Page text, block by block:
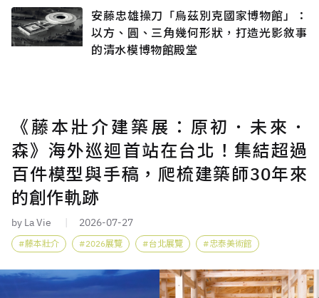
安藤忠雄操刀「烏茲別克國家博物館」：
以方、圓、三角幾何形狀，打造光影敘事
的清水模博物館殿堂
《藤本壯介建築展：原初．未來．
森》海外巡迴首站在台北！集結超過
百件模型與手稿，爬梳建築師30年來
的創作軌跡
by La Vie 2026-07-27
藤本壯介 2026展覽 台北展覽 忠泰美術館